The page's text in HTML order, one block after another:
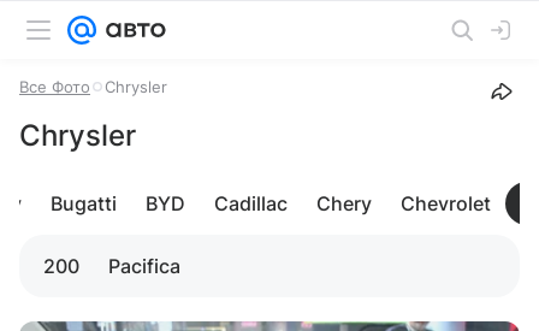
Все Фото Chrysler
Chrysler
Bugatti BYD Cadillac Chery Chevrolet
200 Pacifica